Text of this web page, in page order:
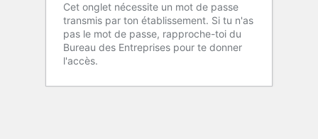
Cet onglet nécessite un mot de passe
transmis par ton établissement. Si tu n'as
pas le mot de passe, rapproche-toi du
Bureau des Entreprises pour te donner
l'accès.